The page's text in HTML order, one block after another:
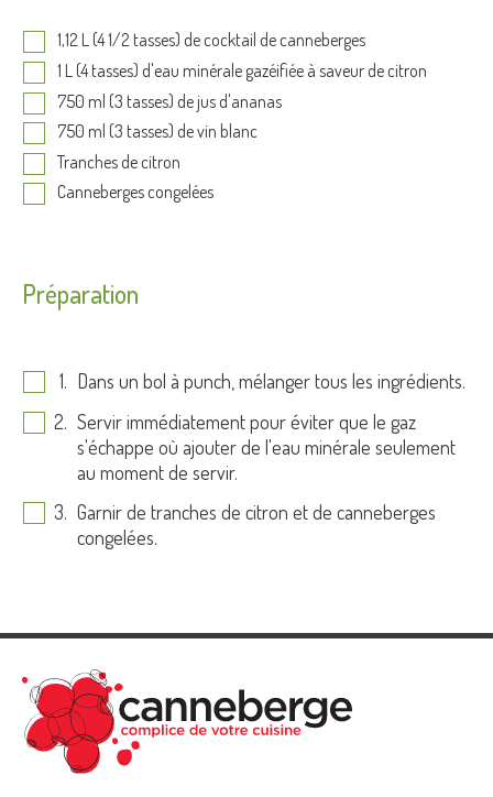
1,12 L (4 1/2 tasses) de cocktail de canneberges
1 L (4 tasses) d'eau minérale gazéifiée à saveur de citron
750 ml (3 tasses) de jus d'ananas
750 ml (3 tasses) de vin blanc
Tranches de citron
Canneberges congelées
Préparation
Dans un bol à punch, mélanger tous les ingrédients.
Servir immédiatement pour éviter que le gaz
s'échappe où ajouter de l'eau minérale seulement
au moment de servir.
Garnir de tranches de citron et de canneberges
congelées.